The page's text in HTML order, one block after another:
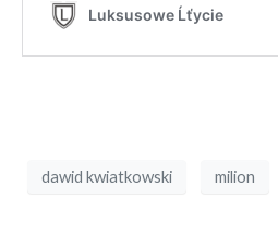
dawid kwiatkowski milion